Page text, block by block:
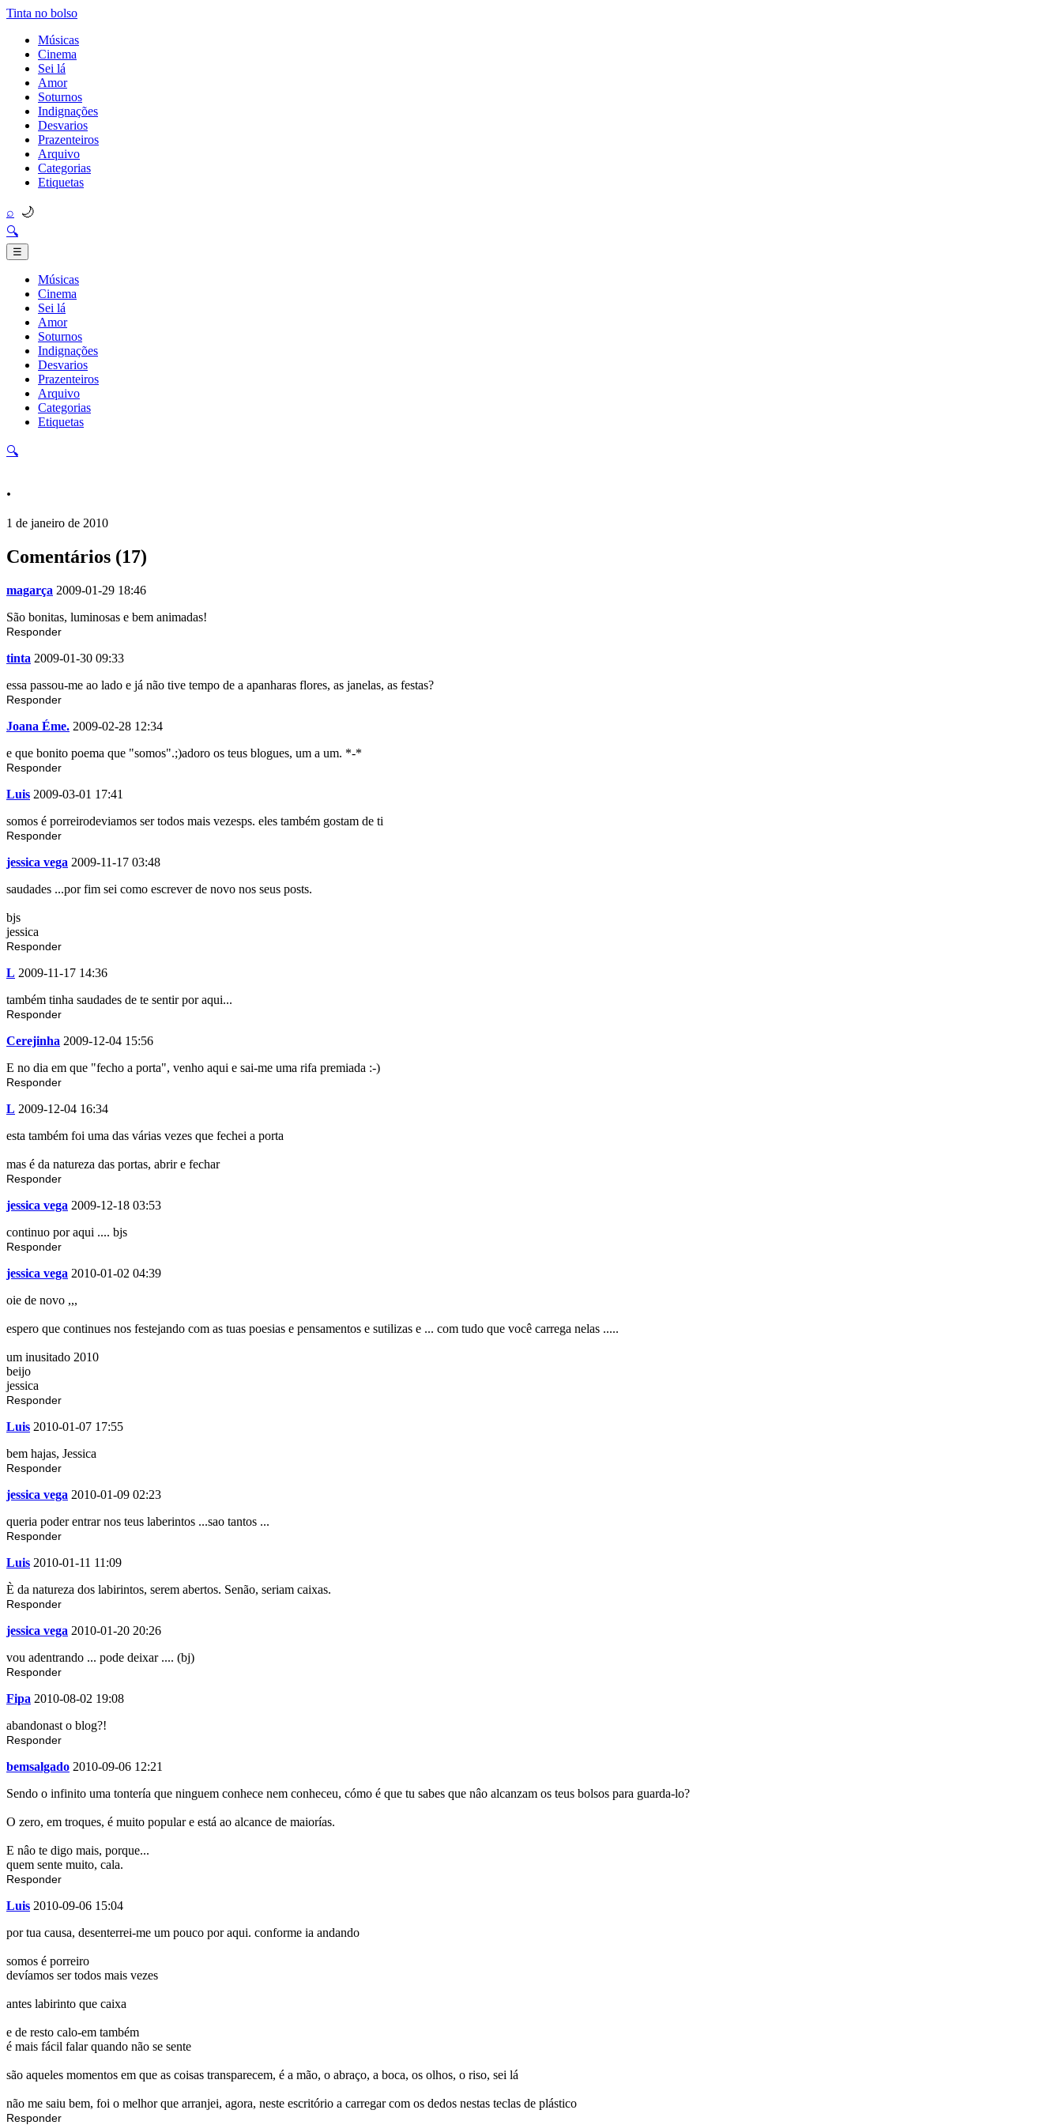
Tinta no bolso
Músicas
Cinema
Sei lá
Amor
Soturnos
Indignações
Desvarios
Prazenteiros
Arquivo
Categorias
Etiquetas
⌕ 🌙
🔍
☰
Músicas
Cinema
Sei lá
Amor
Soturnos
Indignações
Desvarios
Prazenteiros
Arquivo
Categorias
Etiquetas
🔍
.
1 de janeiro de 2010
Comentários (17)
magarça 2009-01-29 18:46
São bonitas, luminosas e bem animadas!
Responder
tinta 2009-01-30 09:33
essa passou-me ao lado e já não tive tempo de a apanharas flores, as janelas, as festas?
Responder
Joana Éme. 2009-02-28 12:34
e que bonito poema que "somos".;)adoro os teus blogues, um a um. *-*
Responder
Luis 2009-03-01 17:41
somos é porreirodeviamos ser todos mais vezesps. eles também gostam de ti
Responder
jessica vega 2009-11-17 03:48
saudades ...por fim sei como escrever de novo nos seus posts.
bjs
jessica
Responder
L 2009-11-17 14:36
também tinha saudades de te sentir por aqui...
Responder
Cerejinha 2009-12-04 15:56
E no dia em que "fecho a porta", venho aqui e sai-me uma rifa premiada :-)
Responder
L 2009-12-04 16:34
esta também foi uma das várias vezes que fechei a porta
mas é da natureza das portas, abrir e fechar
Responder
jessica vega 2009-12-18 03:53
continuo por aqui .... bjs
Responder
jessica vega 2010-01-02 04:39
oie de novo ,,,
espero que continues nos festejando com as tuas poesias e pensamentos e sutilizas e ... com tudo que você carrega nelas .....
um inusitado 2010
beijo
jessica
Responder
Luis 2010-01-07 17:55
bem hajas, Jessica
Responder
jessica vega 2010-01-09 02:23
queria poder entrar nos teus laberintos ...sao tantos ...
Responder
Luis 2010-01-11 11:09
È da natureza dos labirintos, serem abertos. Senão, seriam caixas.
Responder
jessica vega 2010-01-20 20:26
vou adentrando ... pode deixar .... (bj)
Responder
Fipa 2010-08-02 19:08
abandonast o blog?!
Responder
bemsalgado 2010-09-06 12:21
Sendo o infinito uma tontería que ninguem conhece nem conheceu, cómo é que tu sabes que nâo alcanzam os teus bolsos para guarda-lo?
O zero, em troques, é muito popular e está ao alcance de maiorías.
E nâo te digo mais, porque...
quem sente muito, cala.
Responder
Luis 2010-09-06 15:04
por tua causa, desenterrei-me um pouco por aqui. conforme ia andando
somos é porreiro
devíamos ser todos mais vezes
antes labirinto que caixa
e de resto calo-em também
é mais fácil falar quando não se sente
são aqueles momentos em que as coisas transparecem, é a mão, o abraço, a boca, os olhos, o riso, sei lá
não me saiu bem, foi o melhor que arranjei, agora, neste escritório a carregar com os dedos nestas teclas de plástico
Responder